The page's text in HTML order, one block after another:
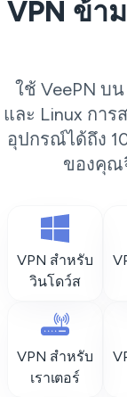
VPN ข้า
ใช้ VeePN บ
และ Linux กา
อุปกรณ์ได้ถึง
ของคุณ
VPN สำหรับ
วินโดว์ส
VPN สำหรับ
เราเตอร์